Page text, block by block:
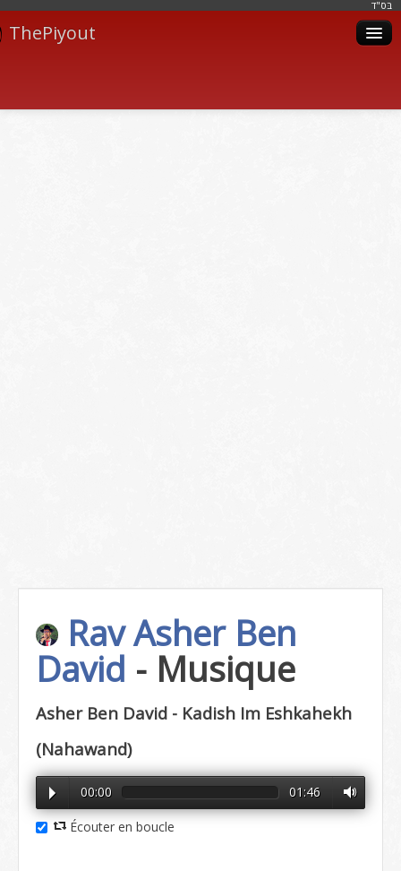
בּס"ד
ThePiyout
Rav Asher Ben
David - Musique
Asher Ben David - Kadish Im Eshkahekh
(Nahawand)
00:00 01:46
Écouter en boucle